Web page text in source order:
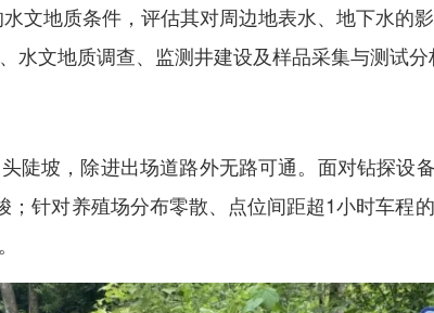
文地质条件，评估其对周边地表水、地下水的
水文地质调查、监测井建设及样品采集与测试
陡坡，除进出场道路外无路可通。面对钻探设
针对养殖场分布零散、点位间距超1小时车程